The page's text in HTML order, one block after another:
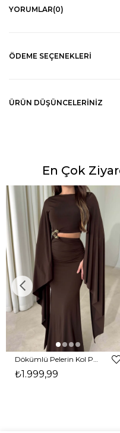
YORUMLAR(0)
ÖDEME SEÇENEKLERI
ÜRÜN DÜŞÜNCELERINIZ
En Çok
Dökümlü Pelerin Kol Pencere Detaylı Maxi Kahverengi Arlev Kadın Elbise 26Y511
₺1.999,99